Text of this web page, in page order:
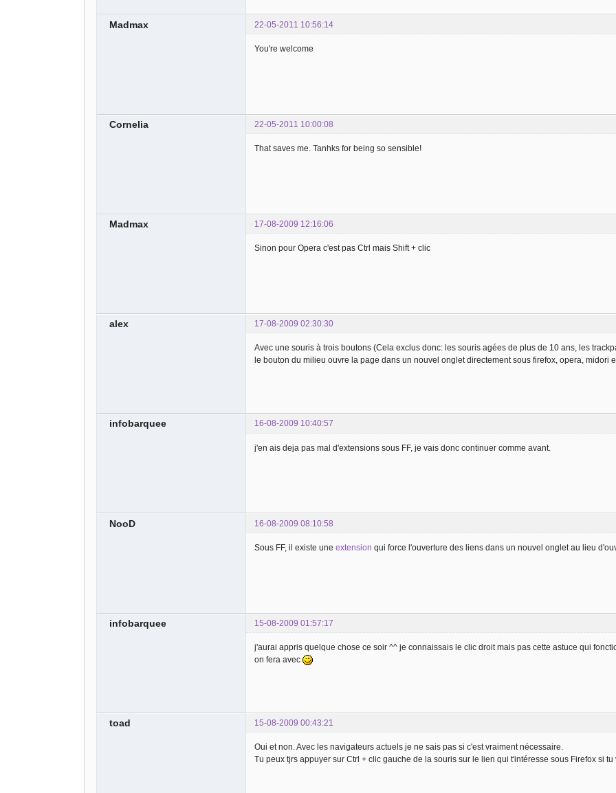
Madmax 22-05-2011 10:56:14
You're welcome
Cornelia 22-05-2011 10:00:08
That saves me. Tanhks for being so sensible!
Madmax 17-08-2009 12:16:06
Sinon pour Opera c'est pas Ctrl mais Shift + clic
alex 17-08-2009 02:30:30
Avec une souris à trois boutons (Cela exclus donc: les souris agées de plus de 10 ans, les
le bouton du milieu ouvre la page dans un nouvel onglet directement sous firefox, opera,
infobarquee 16-08-2009 10:40:57
j'en ais deja pas mal d'extensions sous FF, je vais donc continuer comme avant.
NooD 16-08-2009 08:10:58
Sous FF, il existe une extension qui force l'ouverture des liens dans un nouvel onglet au lieu
infobarquee 15-08-2009 01:57:17
j'aurai appris quelque chose ce soir ^^ je connaissais le clic droit mais pas cette astuce qui
on fera avec
toad 15-08-2009 00:43:21
Oui et non. Avec les navigateurs actuels je ne sais pas si c'est vraiment nécessaire.
Tu peux tjrs appuyer sur Ctrl + clic gauche de la souris sur le lien qui t'intéresse sous Firefox si tu